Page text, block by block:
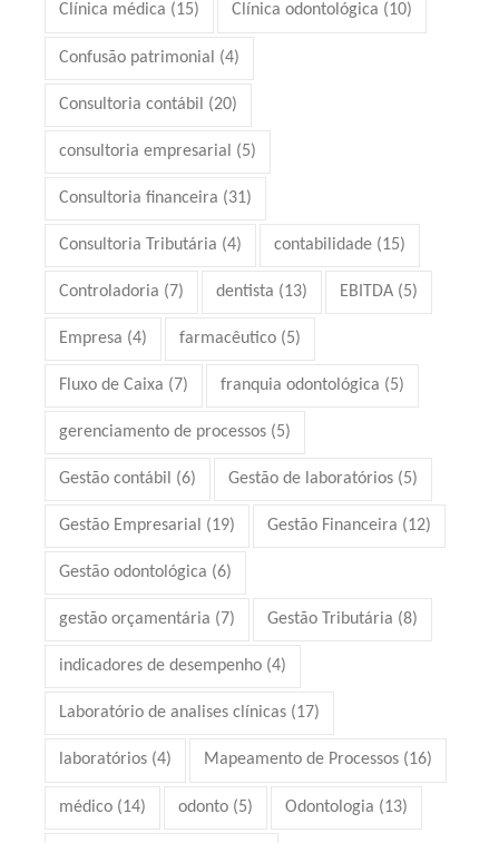
Clínica médica (15) Clínica odontológica (10)
Confusão patrimonial (4)
Consultoria contábil (20)
consultoria empresarial (5)
Consultoria financeira (31)
Consultoria Tributária (4) contabilidade (15)
Controladoria (7) dentista (13) EBITDA (5)
Empresa (4) farmacêutico (5)
Fluxo de Caixa (7) franquia odontológica (5)
gerenciamento de processos (5)
Gestão contábil (6) Gestão de laboratórios (5)
Gestão Empresarial (19) Gestão Financeira (12)
Gestão odontológica (6)
gestão orçamentária (7) Gestão Tributária (8)
indicadores de desempenho (4)
Laboratório de analises clínicas (17)
laboratórios (4) Mapeamento de Processos (16)
médico (14) odonto (5) Odontologia (13)